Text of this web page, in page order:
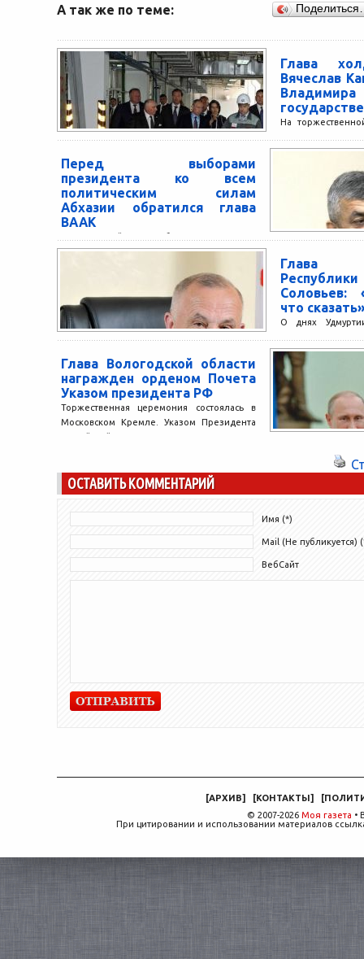
А так же по теме:
Глава
Вячеслав
На
наградил
Вячеслава
Перед выборами
президента ко всем
политическим силам
Абхазии обратился глава
ВААК
За 10 дней до выборов президента
Абхазии председатель Высшего совета
Мусса Экзеков выступил с обращением ко
всем...
Глава
Соловьев:
что сказать»
О днях
интервью Главы
Александра...
Глава Вологодской области
награжден орденом Почета
Указом президента РФ
Торжественная церемония состоялась в
Московском Кремле. Указом Президента
Российской Федерации глава региона
ОСТАВИТЬ КОММЕНТАРИЙ
Имя (*)
Mail (Не публикуется)
ВебСайт
[АРХИВ] [КОНТАКТЫ] [
© 2007-2026 Моя газета •
При цитировании и использовании материалов